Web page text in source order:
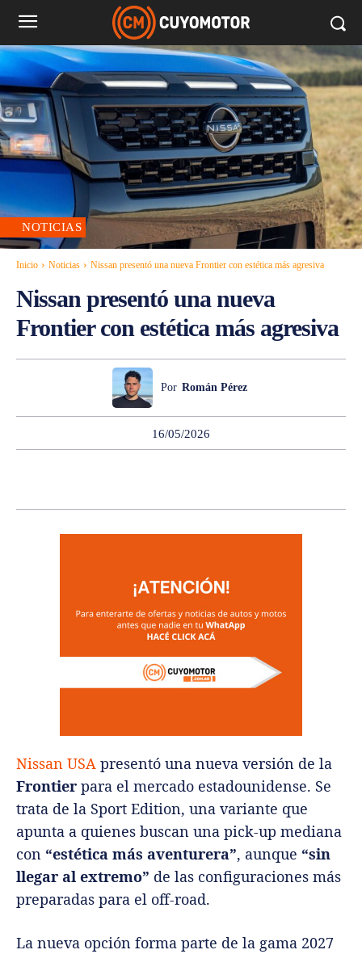
NOTICIAS
Inicio Noticias Nissan presentó una nueva Frontier con estética más agresiva
Nissan presentó una nueva
Frontier con estética más agresiva
Por Román Pérez
16/05/2026
Nissan USA presentó una nueva versión de la
Frontier para el mercado estadounidense. Se
trata de la Sport Edition, una variante que
apunta a quienes buscan una pick-up mediana
con “estética más aventurera”, aunque “sin
llegar al extremo” de las configuraciones más
preparadas para el off-road.
La nueva opción forma parte de la gama 2027